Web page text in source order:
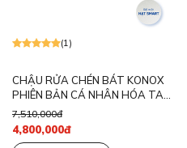
(1)
CHẬU RỬA CHÉN BÁT KONOX
PHIÊN BẢN CÁ NHÂN HÓA TARI
SMART 7047PP
7,510,000đ
4,800,000đ